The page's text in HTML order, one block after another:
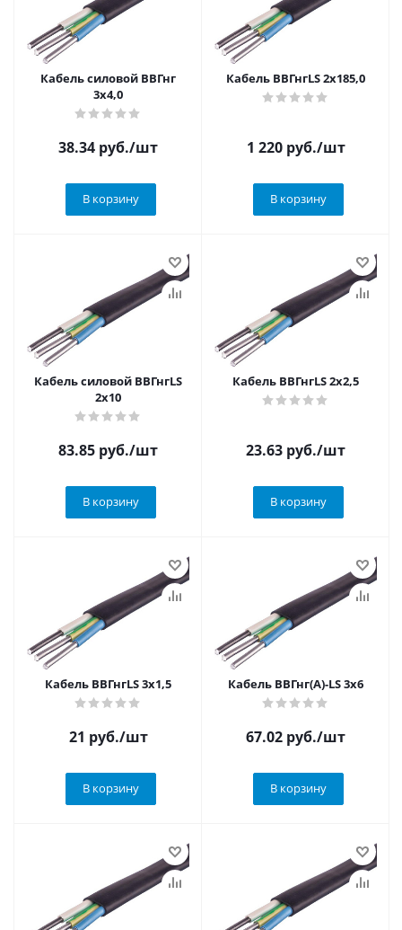
Кабель силовой ВВГнг
3х4,0
38.34 руб./шт
В корзину
Кабель ВВГнгLS 2х185,0
1 220руб./шт
В корзину
Кабель силовой ВВГнгLS
2х10
83.85 руб./шт
В корзину
Кабель ВВГнгLS 2х2,5
23.63 руб./шт
В корзину
Кабель ВВГнгLS 3х1,5
21 руб./шт
В корзину
Кабель ВВГнг(А)-LS 3х6
67.02 руб./шт
В корзину